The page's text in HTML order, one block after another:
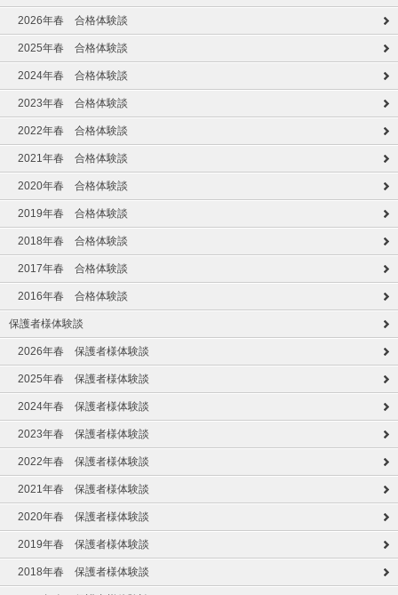
2026年春 合格体験談
2025年春 合格体験談
2024年春 合格体験談
2023年春 合格体験談
2022年春 合格体験談
2021年春 合格体験談
2020年春 合格体験談
2019年春 合格体験談
2018年春 合格体験談
2017年春 合格体験談
2016年春 合格体験談
保護者様体験談
2026年春 保護者様体験談
2025年春 保護者様体験談
2024年春 保護者様体験談
2023年春 保護者様体験談
2022年春 保護者様体験談
2021年春 保護者様体験談
2020年春 保護者様体験談
2019年春 保護者様体験談
2018年春 保護者様体験談